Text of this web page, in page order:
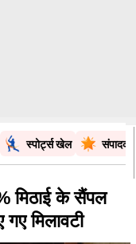
स्पोर्ट्स खेल
मिठाई के सैंपल
मिलावटी